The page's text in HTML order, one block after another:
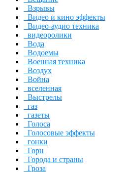
Взрывы
Видео и кино эффекты
Видео-аудио техника
видеоролики
Вода
Водоемы
Военная техника
Воздух
Война
вселенная
Выстрелы
газ
газеты
Голоса
Голосовые эффекты
гонки
Горн
Города и страны
Гроза